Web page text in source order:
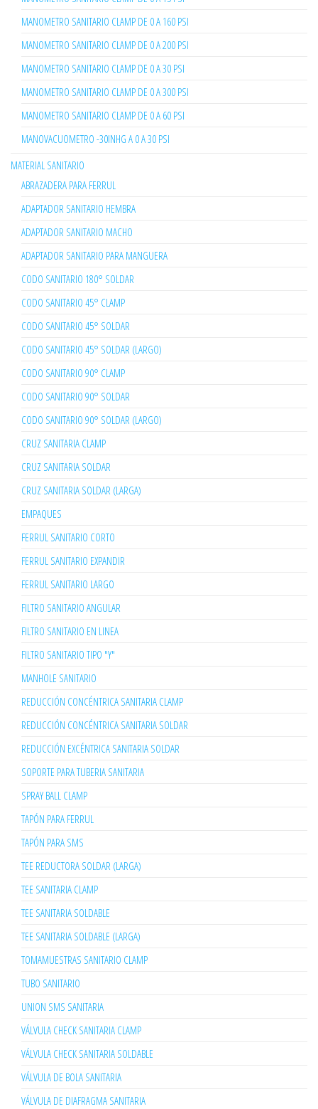
MANOMETRO SANITARIO CLAMP DE 0 A 160 PSI
MANOMETRO SANITARIO CLAMP DE 0 A 200 PSI
MANOMETRO SANITARIO CLAMP DE 0 A 30 PSI
MANOMETRO SANITARIO CLAMP DE 0 A 300 PSI
MANOMETRO SANITARIO CLAMP DE 0 A 60 PSI
MANOVACUOMETRO -30INHG A 0 A 30 PSI
MATERIAL SANITARIO
ABRAZADERA PARA FERRUL
ADAPTADOR SANITARIO HEMBRA
ADAPTADOR SANITARIO MACHO
ADAPTADOR SANITARIO PARA MANGUERA
CODO SANITARIO 180° SOLDAR
CODO SANITARIO 45° CLAMP
CODO SANITARIO 45° SOLDAR
CODO SANITARIO 45° SOLDAR (LARGO)
CODO SANITARIO 90° CLAMP
CODO SANITARIO 90° SOLDAR
CODO SANITARIO 90° SOLDAR (LARGO)
CRUZ SANITARIA CLAMP
CRUZ SANITARIA SOLDAR
CRUZ SANITARIA SOLDAR (LARGA)
EMPAQUES
FERRUL SANITARIO CORTO
FERRUL SANITARIO EXPANDIR
FERRUL SANITARIO LARGO
FILTRO SANITARIO ANGULAR
FILTRO SANITARIO EN LINEA
FILTRO SANITARIO TIPO "Y"
MANHOLE SANITARIO
REDUCCIÓN CONCÉNTRICA SANITARIA CLAMP
REDUCCIÓN CONCÉNTRICA SANITARIA SOLDAR
REDUCCIÓN EXCÉNTRICA SANITARIA SOLDAR
SOPORTE PARA TUBERIA SANITARIA
SPRAY BALL CLAMP
TAPÓN PARA FERRUL
TAPÓN PARA SMS
TEE REDUCTORA SOLDAR (LARGA)
TEE SANITARIA CLAMP
TEE SANITARIA SOLDABLE
TEE SANITARIA SOLDABLE (LARGA)
TOMAMUESTRAS SANITARIO CLAMP
TUBO SANITARIO
UNION SMS SANITARIA
VÁLVULA CHECK SANITARIA CLAMP
VÁLVULA CHECK SANITARIA SOLDABLE
VÁLVULA DE BOLA SANITARIA
VÁLVULA DE DIAFRAGMA SANITARIA